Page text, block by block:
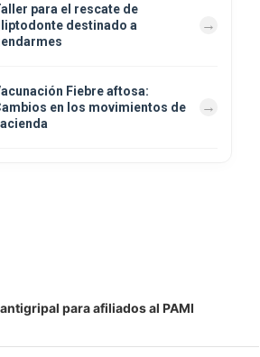
para el rescate de
destinado a
Fiebre aftosa:
en los movimientos de
para afiliados al PAMI